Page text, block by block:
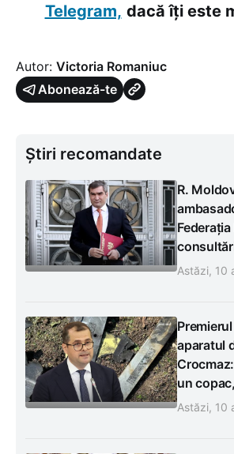
Telegram, dacă îți este
Autor: Victoria Romaniuc
Abonează-te
Știri recomandate
R.
Astăzi, 10
aparatul
un
Astăzi, 10